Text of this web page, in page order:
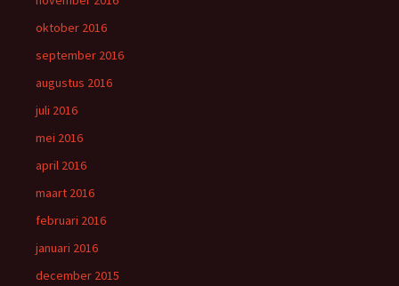
oktober 2016
september 2016
augustus 2016
juli 2016
mei 2016
april 2016
maart 2016
februari 2016
januari 2016
december 2015